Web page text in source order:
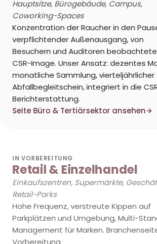
Hauptsitze, Bürogebäude, Campus,
Coworking-Spaces
Konzentration der Raucher in den
verpflichtender Außenausgang, von
Besuchern und Auditoren
CSR-Image. Unser Ansatz: dezentes
monatliche Sammlung, vierteljährlicher
Abfallbegleitschein, integriert in die
Berichterstattung.
Seite Büro & Tertiärsektor ansehen
IN VORBEREITUNG
Retail & Einzelhandel
Einkaufszentren, Supermärkte,
Retail-Parks
Hohe Frequenz, verstreute Kippen auf
Parkplätzen und Umgebung, Multi-
Management für Marken.
Vorbereitung.